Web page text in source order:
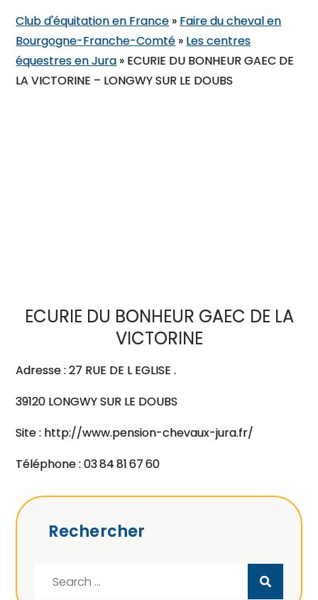
DOUBS
Club d'équitation en France » Faire du cheval en
Bourgogne-Franche-Comté » Les centres
équestres en Jura » ECURIE DU BONHEUR GAEC DE
LA VICTORINE – LONGWY SUR LE DOUBS
ECURIE DU BONHEUR GAEC DE LA
VICTORINE
Adresse : 27 RUE DE L EGLISE .
39120 LONGWY SUR LE DOUBS
Site : http://www.pension-chevaux-jura.fr/
Téléphone : 03 84 81 67 60
Rechercher